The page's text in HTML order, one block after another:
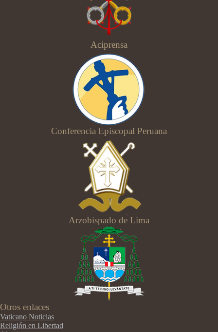
Aciprensa
Conferencia Episcopal Peruana
Arzobispado de Lima
Otros enlaces
Vaticano Noticias
Religión en Libertad